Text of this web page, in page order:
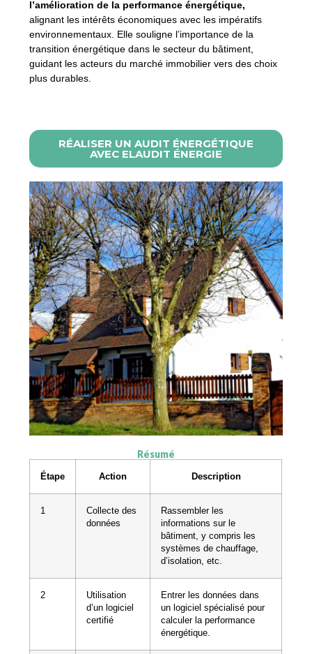
l’amélioration de la performance énergétique,
alignant les intérêts économiques avec les impératifs
environnementaux. Elle souligne l’importance de la
transition énergétique dans le secteur du bâtiment,
guidant les acteurs du marché immobilier vers des choix
plus durables.
RÉALISER UN AUDIT ÉNERGÉTIQUE
AVEC ELAUDIT ÉNERGIE
Résumé
Étape Action Description
1
Collecte des
données
Rassembler les
informations sur le
bâtiment, y compris les
systèmes de chauffage,
d’isolation, etc.
2
Utilisation
d’un logiciel
certifié
Entrer les données dans
un logiciel spécialisé pour
calculer la performance
énergétique.